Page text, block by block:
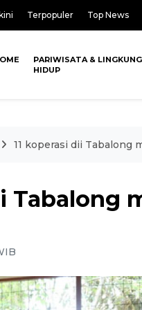
Terpopuler Top News
PARIWISATA &
HIDUP
11 koperasi dii Tabalong
Tabalong